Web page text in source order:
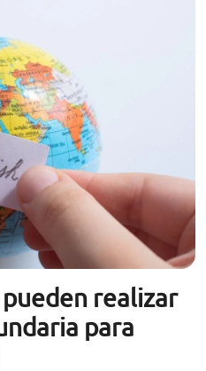
realizar
para